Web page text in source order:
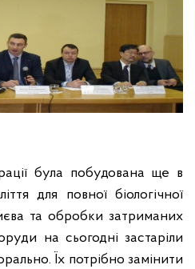
була побудована ще в
для повної біологічної
та обробки затриманих
на сьогодні застаріли
Їх потрібно замінити